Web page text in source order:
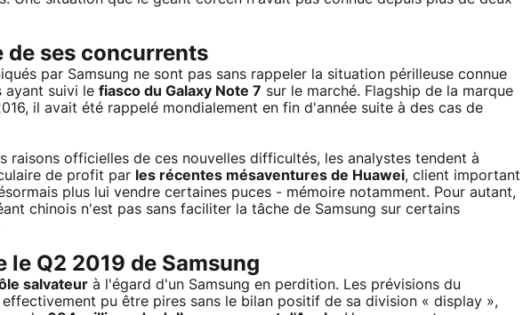
de ses concurrents
par Samsung ne sont pas sans rappeler la situation périlleuse connue
ayant suivi le fiasco du Galaxy Note 7 sur le marché. Flagship de la marque
il avait été rappelé mondialement en fin d'année suite à des cas de
raisons officielles de ces nouvelles difficultés, les analystes tendent à
de profit par les récentes mésaventures de Huawei, client important
plus lui vendre certaines puces - mémoire notamment. Pour autant,
chinois n'est pas sans faciliter la tâche de Samsung sur certains
le Q2 2019 de Samsung
salvateur à l'égard d'un Samsung en perdition. Les prévisions du
pu être pires sans le bilan positif de sa division « display »,